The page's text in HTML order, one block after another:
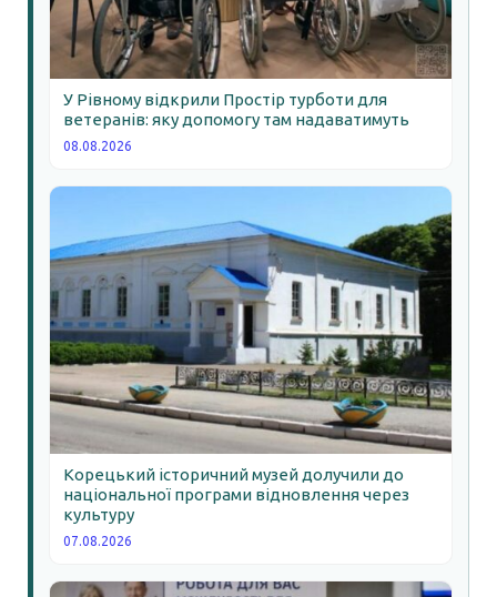
У Рівному відкрили Простір турботи для
ветеранів: яку допомогу там надаватимуть
08.08.2026
Корецький історичний музей долучили до
національної програми відновлення через
культуру
07.08.2026